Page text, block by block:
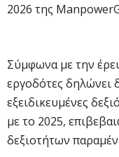
2026 της
Σύμφωνα με την
εργοδότες δηλώνει
εξειδικευμένες
με το 2025,
δεξιοτήτων